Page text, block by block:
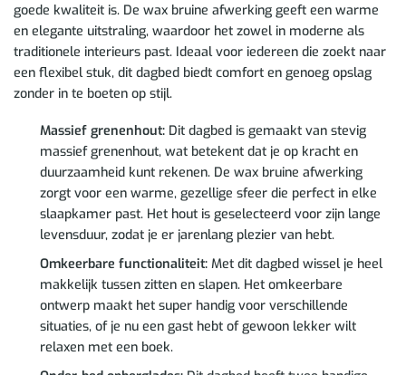
goede kwaliteit is. De wax bruine afwerking geeft een warme
en elegante uitstraling, waardoor het zowel in moderne als
traditionele interieurs past. Ideaal voor iedereen die zoekt naar
een flexibel stuk, dit dagbed biedt comfort en genoeg opslag
zonder in te boeten op stijl.
Massief grenenhout:Dit dagbed is gemaakt van stevig
massief grenenhout, wat betekent dat je op kracht en
duurzaamheid kunt rekenen. De wax bruine afwerking
zorgt voor een warme, gezellige sfeer die perfect in elke
slaapkamer past. Het hout is geselecteerd voor zijn lange
levensduur, zodat je er jarenlang plezier van hebt.
Omkeerbare functionaliteit:Met dit dagbed wissel je heel
makkelijk tussen zitten en slapen. Het omkeerbare
ontwerp maakt het super handig voor verschillende
situaties, of je nu een gast hebt of gewoon lekker wilt
relaxen met een boek.